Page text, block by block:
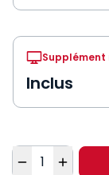
Supplément
Inclus
Quantité